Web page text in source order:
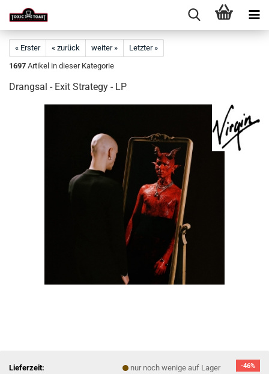
« Erster « zurück weiter »
Letzter »
1697 Artikel in dieser Kategorie
Drangsal - Exit Strategy - LP
-46%
Lieferzeit: nur noch wenige auf Lager